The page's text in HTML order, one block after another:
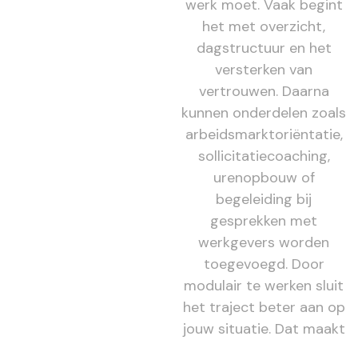
werk moet. Vaak begint
het met overzicht,
dagstructuur en het
versterken van
vertrouwen. Daarna
kunnen onderdelen zoals
arbeidsmarktoriëntatie,
sollicitatiecoaching,
urenopbouw of
begeleiding bij
gesprekken met
werkgevers worden
toegevoegd. Door
modulair te werken sluit
het traject beter aan op
jouw situatie. Dat maakt